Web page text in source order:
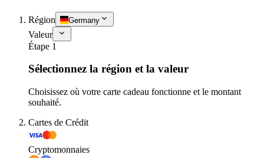
Région Germany
Valeur
Étape 1
Sélectionnez la région et la valeur
Choisissez où votre carte cadeau fonctionne et le montant
souhaité.
Cartes de Crédit
Cryptomonnaies